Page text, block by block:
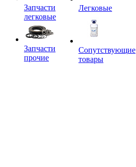
Запчасти
легковые
Запчасти
прочие
Легковые
Сопутствующие
товары